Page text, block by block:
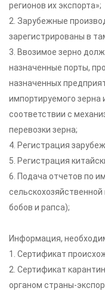
регионов их экспорта»;
2. Зарубежные
зарегистрированы в
3. Ввозимое зерно
назначенные порты,
назначенных
импортируемого зерна
соответствии с
перевозки зерна;
4. Регистрация
5. Регистрация
6. Подача отчетов по
бобов и рапса);
Информация,
1. Сертификат
2. Сертификат
органом страны-